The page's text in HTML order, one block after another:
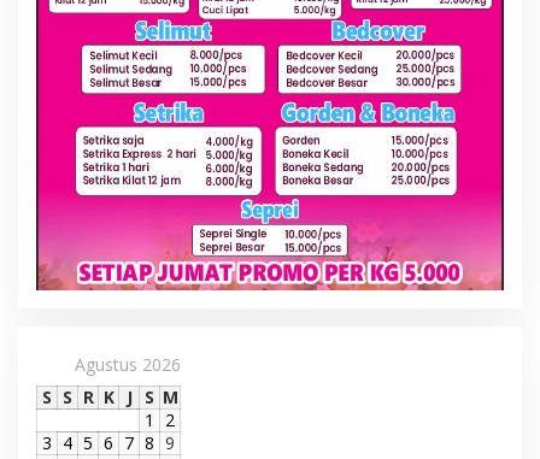
Agustus 2026
S S R K J S M
1
2
3 4 5 6 7 8 9